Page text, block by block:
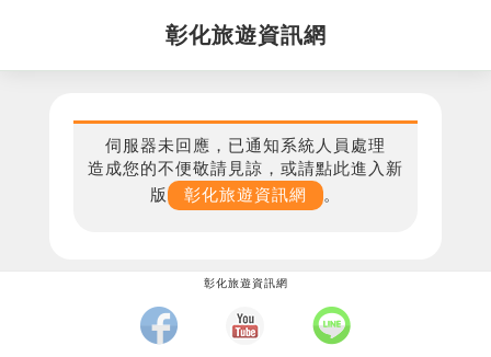
彰化旅遊資訊網
伺服器未回應，已通知系統人員處理
造成您的不便敬請見諒，或請點此進入新
版
彰化旅遊資訊網 。
彰化旅遊資訊網